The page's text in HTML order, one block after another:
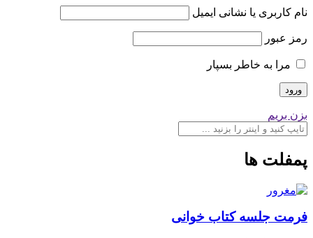
نام کاربری یا نشانی ایمیل
رمز عبور
مرا به خاطر بسپار
بزن بریم
پمفلت ها
فرمت جلسه کتاب خوانی